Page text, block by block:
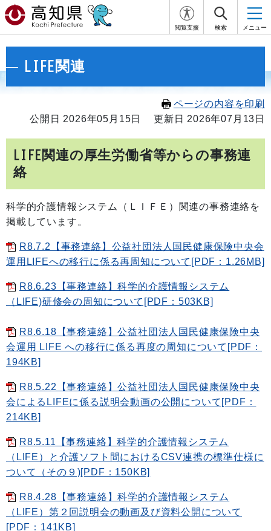
閲覧支援 検索 メニュー
LIFE関連
ページの内容を印刷
公開日 2026年05月15日
更新日 2026年07月13日
LIFE関連の厚生労働省等からの事務連
絡
科学的介護情報システム（ＬＩＦＥ）関連の事務連絡を
掲載しています。
R8.7.2【事務連絡】公益社団法人国民健康保険中央会
運用LIFEへの移行に係る再周知について[PDF：1.26MB]
R8.6.23【事務連絡】科学的介護情報システム
（LIFE)研修会の周知について[PDF：503KB]
R8.6.18【事務連絡】公益社団法人国民健康保険中央
会運用 LIFE への移行に係る再度の周知について[PDF：
194KB]
R8.5.22【事務連絡】公益社団法人国民健康保険中央
会によるLIFEに係る説明会動画の公開について[PDF：
214KB]
R8.5.11【事務連絡】科学的介護情報システム
（LIFE）と介護ソフト間におけるCSV連携の標準仕様に
ついて（その９)[PDF：150KB]
R8.4.28【事務連絡】科学的介護情報システム
（LIFE）第２回説明会の動画及び資料公開について
[PDF：141KB]